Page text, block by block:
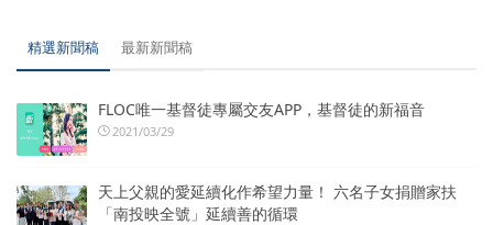
精選新聞稿 最新新聞稿
FLOC唯一基督徒專屬交友APP，基督徒的新福音
2021/03/29
天上父親的愛延續化作希望力量！ 六名子女捐贈家扶
「南投映全號」延續善的循環